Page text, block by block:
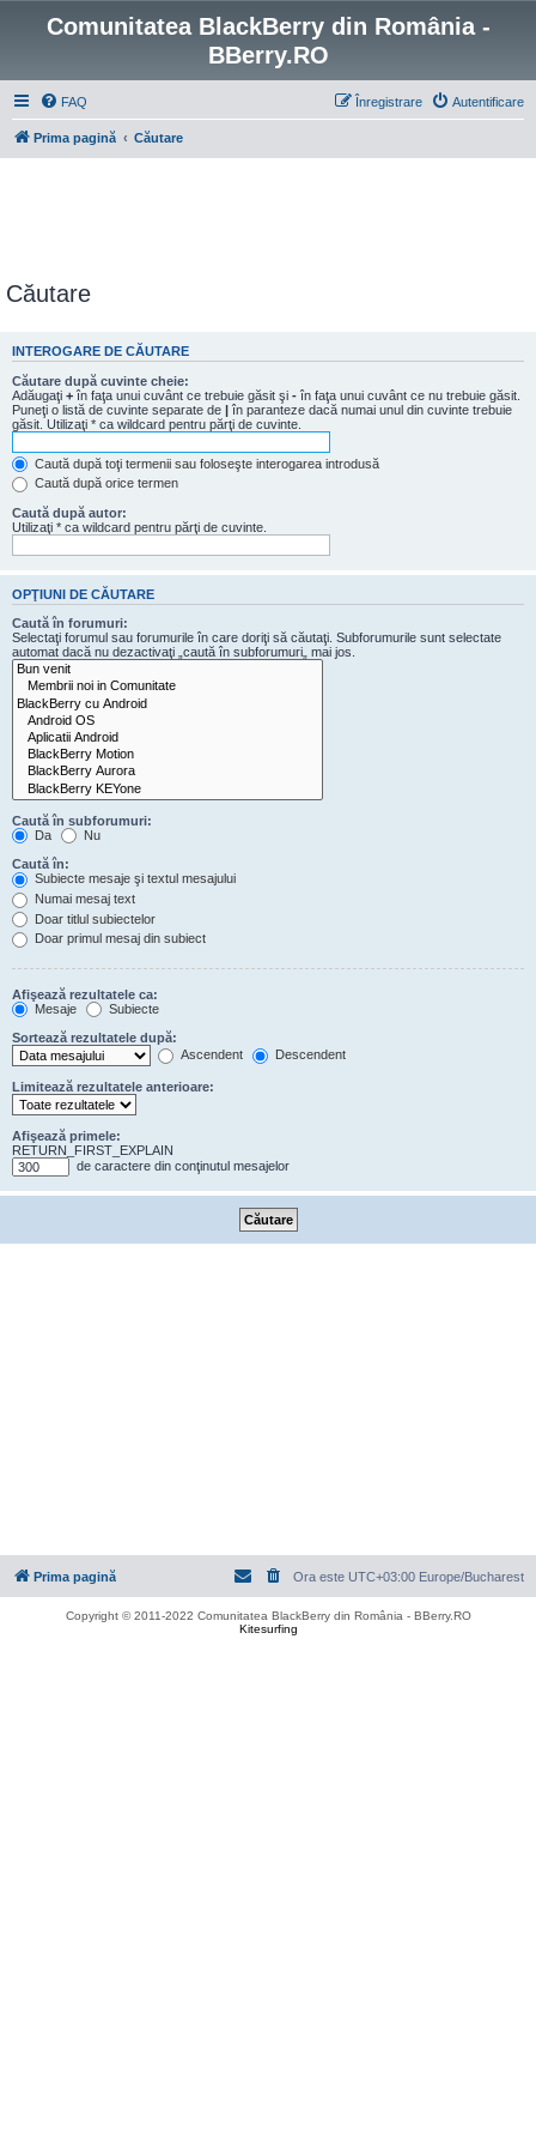
Comunitatea BlackBerry din România -
BBerry.RO
FAQ Autentificare
Înregistrare
Prima pagină Căutare
Căutare
INTEROGARE DE CĂUTARE
Căutare după cuvinte cheie:
Adăugaţi + în faţa unui cuvânt ce trebuie găsit şi - în faţa unui cuvânt ce nu trebuie găsit.
Puneţi o listă de cuvinte separate de | în paranteze dacă numai unul din cuvinte trebuie
găsit. Utilizaţi * ca wildcard pentru părţi de cuvinte.
Caută după toţi termenii sau foloseşte interogarea introdusă
Caută după orice termen
Caută după autor:
Utilizaţi * ca wildcard pentru părţi de cuvinte.
OPŢIUNI DE CĂUTARE
Caută în forumuri:
Selectaţi forumul sau forumurile în care doriţi să căutaţi. Subforumurile sunt selectate
automat dacă nu dezactivaţi „caută în subforumuri„ mai jos.
Caută în subforumuri:
Da
Nu
Caută în:
Subiecte mesaje şi textul mesajului
Numai mesaj text
Doar titlul subiectelor
Doar primul mesaj din subiect
Afişează rezultatele ca:
Mesaje
Subiecte
Sortează rezultatele după:
Ascendent
Descendent
Limitează rezultatele anterioare:
Afişează primele:
RETURN_FIRST_EXPLAIN
de caractere din conţinutul mesajelor
Prima pagină Ora este UTC+03:00 Europe/Bucharest
Copyright © 2011-2022 Comunitatea BlackBerry din România - BBerry.RO
Kitesurfing